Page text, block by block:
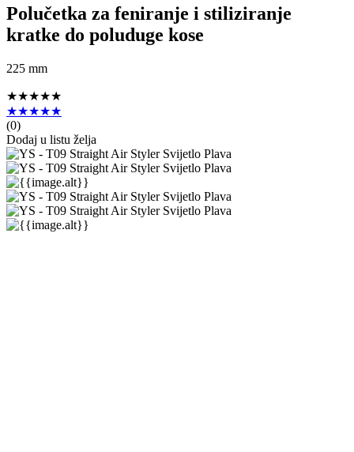
Polučetka za feniranje i stiliziranje
kratke do poluduge kose
225 mm
★★★★★
★★★★★
(0)
Dodaj u listu želja